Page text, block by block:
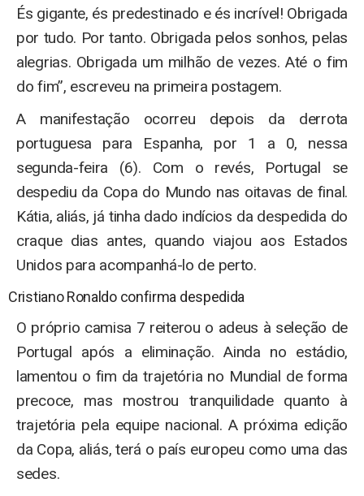
És gigante, és predestinado e és incrível! Obrigada
por tudo. Por tanto. Obrigada pelos sonhos, pelas
alegrias. Obrigada um milhão de vezes. Até o fim
do fim”, escreveu na primeira postagem.
A manifestação ocorreu depois da derrota
portuguesa para Espanha, por 1 a 0, nessa
segunda-feira (6). Com o revés, Portugal se
despediu da Copa do Mundo nas oitavas de final.
Kátia, aliás, já tinha dado indícios da despedida do
craque dias antes, quando viajou aos Estados
Unidos para acompanhá-lo de perto.
Cristiano Ronaldo confirma despedida
O próprio camisa 7 reiterou o adeus à seleção de
Portugal após a eliminação. Ainda no estádio,
lamentou o fim da trajetória no Mundial de forma
precoce, mas mostrou tranquilidade quanto à
trajetória pela equipe nacional. A próxima edição
da Copa, aliás, terá o país europeu como uma das
sedes.